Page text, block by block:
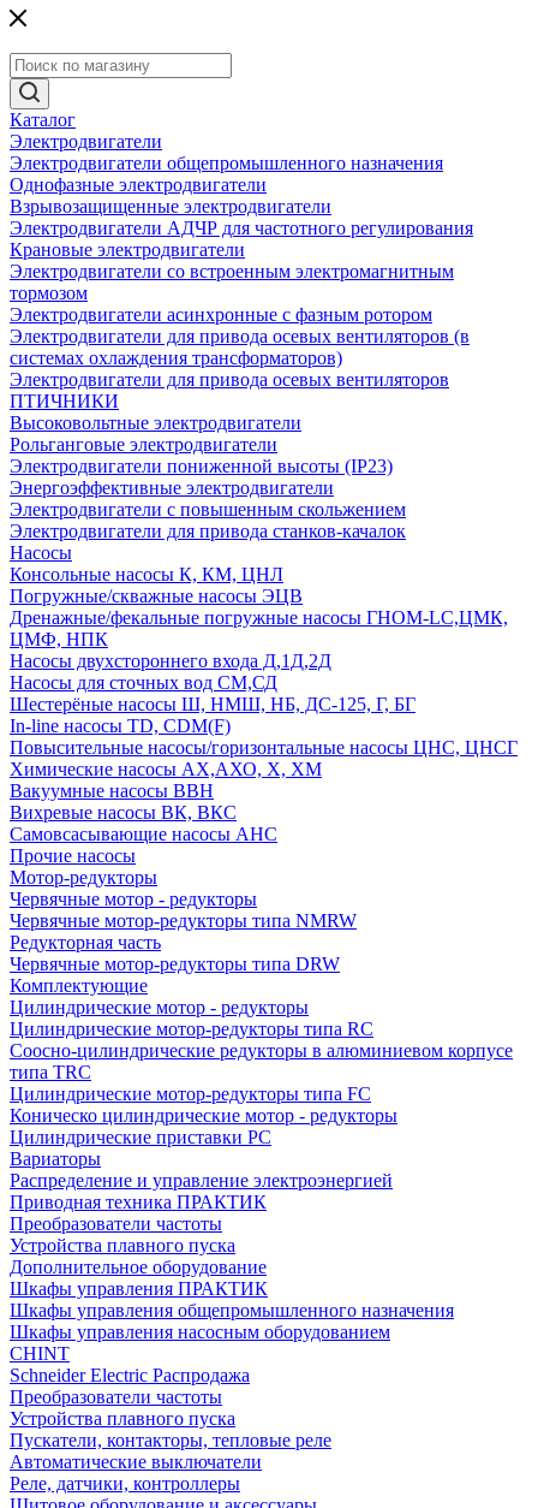
Каталог
Электродвигатели
Электродвигатели общепромышленного назначения
Однофазные электродвигатели
Взрывозащищенные электродвигатели
Электродвигатели АДЧР для частотного регулирования
Крановые электродвигатели
Электродвигатели со встроенным электромагнитным
тормозом
Электродвигатели асинхронные с фазным ротором
Электродвигатели для привода осевых вентиляторов (в
системах охлаждения трансформаторов)
Электродвигатели для привода осевых вентиляторов
ПТИЧНИКИ
Высоковольтные электродвигатели
Рольганговые электродвигатели
Электродвигатели пониженной высоты (IP23)
Энергоэффективные электродвигатели
Электродвигатели с повышенным скольжением
Электродвигатели для привода станков-качалок
Насосы
Консольные насосы К, КМ, ЦНЛ
Погружные/скважные насосы ЭЦВ
Дренажные/фекальные погружные насосы ГНОМ-LC,ЦМК,
ЦМФ, НПК
Насосы двухстороннего входа Д,1Д,2Д
Насосы для сточных вод СМ,СД
Шестерёные насосы Ш, НМШ, НБ, ДС-125, Г, БГ
In-line насосы TD, CDM(F)
Повысительные насосы/горизонтальные насосы ЦНС, ЦНСГ
Химические насосы АХ,АХО, Х, ХМ
Вакуумные насосы ВВН
Вихревые насосы ВК, ВКС
Самовсасывающие насосы АНС
Прочие насосы
Мотор-редукторы
Червячные мотор - редукторы
Червячные мотор-редукторы типа NMRW
Редукторная часть
Червячные мотор-редукторы типа DRW
Комплектующие
Цилиндрические мотор - редукторы
Цилиндрические мотор-редукторы типа RC
Соосно-цилиндрические редукторы в алюминиевом корпусе
типа TRC
Цилиндрические мотор-редукторы типа FC
Коническо цилиндрические мотор - редукторы
Цилиндрические приставки PC
Вариаторы
Распределение и управление электроэнергией
Приводная техника ПРАКТИК
Преобразователи частоты
Устройства плавного пуска
Дополнительное оборудование
Шкафы управления ПРАКТИК
Шкафы управления общепромышленного назначения
Шкафы управления насосным оборудованием
CHINT
Schneider Electric Распродажа
Преобразователи частоты
Устройства плавного пуска
Пускатели, контакторы, тепловые реле
Автоматические выключатели
Реле, датчики, контроллеры